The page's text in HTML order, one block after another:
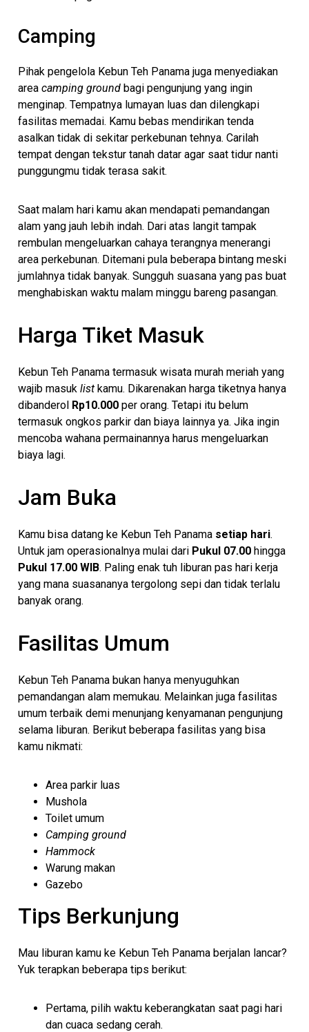
Camping
Pihak pengelola Kebun Teh Panama juga menyediakan
areacamping ground bagi pengunjung yang ingin
menginap. Tempatnya lumayan luas dan dilengkapi
fasilitas memadai. Kamu bebas mendirikan tenda
asalkan tidak di sekitar perkebunan tehnya. Carilah
tempat dengan tekstur tanah datar agar saat tidur nanti
punggungmu tidak terasa sakit.
Saat malam hari kamu akan mendapati pemandangan
alam yang jauh lebih indah. Dari atas langit tampak
rembulan mengeluarkan cahaya terangnya menerangi
area perkebunan. Ditemani pula beberapa bintang meski
jumlahnya tidak banyak. Sungguh suasana yang pas buat
menghabiskan waktu malam minggu bareng pasangan.
Harga Tiket Masuk
Kebun Teh Panama termasuk wisata murah meriah yang
wajib masuklistkamu. Dikarenakan harga tiketnya hanya
dibanderol Rp10.000 per orang. Tetapi itu belum
termasuk ongkos parkir dan biaya lainnya ya. Jika ingin
mencoba wahana permainannya harus mengeluarkan
biaya lagi.
Jam Buka
Kamu bisa datang ke Kebun Teh Panama setiap hari.
Untuk jam operasionalnya mulai dari Pukul 07.00 hingga
Pukul 17.00 WIB. Paling enak tuh liburan pas hari kerja
yang mana suasananya tergolong sepi dan tidak terlalu
banyak orang.
Fasilitas Umum
Kebun Teh Panama bukan hanya menyuguhkan
pemandangan alam memukau. Melainkan juga fasilitas
umum terbaik demi menunjang kenyamanan pengunjung
selama liburan. Berikut beberapa fasilitas yang bisa
kamu nikmati:
Area parkir luas
Mushola
Toilet umum
Camping ground
Hammock
Warung makan
Gazebo
Tips Berkunjung
Mau liburan kamu ke Kebun Teh Panama berjalan lancar?
Yuk terapkan beberapa tips berikut:
Pertama, pilih waktu keberangkatan saat pagi hari
dan cuaca sedang cerah.